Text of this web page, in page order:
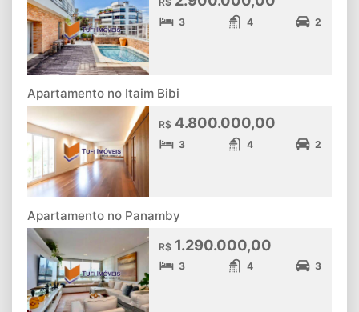
3 4 2
Apartamento no Itaim Bibi
R$ 4.800.000,00
3 4 2
Apartamento no Panamby
R$ 1.290.000,00
3 4 3